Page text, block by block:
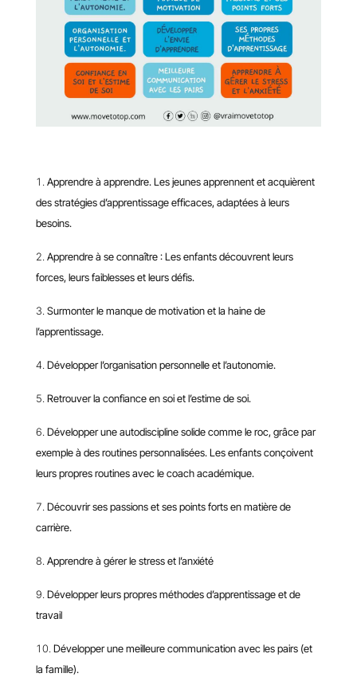
Apprendre à apprendre. Les jeunes apprennent et acquièrent
des stratégies d’apprentissage efficaces, adaptées à leurs
besoins.
Apprendre à se connaître : Les enfants découvrent leurs
forces, leurs faiblesses et leurs défis.
Surmonter le manque de motivation et la haine de
l’apprentissage.
Développer l’organisation personnelle et l’autonomie.
Retrouver la confiance en soi et l’estime de soi.
Développer une autodiscipline solide comme le roc, grâce par
exemple à des routines personnalisées. Les enfants conçoivent
leurs propres routines avec le coach académique.
Découvrir ses passions et ses points forts en matière de
carrière.
Apprendre à gérer le stress et l’anxiété
Développer leurs propres méthodes d’apprentissage et de
travail
Développer une meilleure communication avec les pairs (et
la famille).